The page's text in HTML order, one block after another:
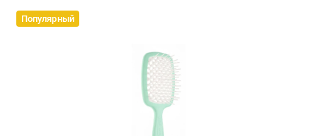
Популярный